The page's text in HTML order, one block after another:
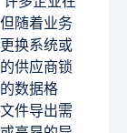
随着业务
换系统或
供应商锁
数据格
件导出需